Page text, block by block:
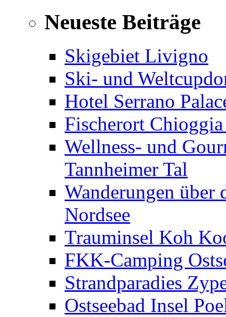
Neueste Beiträge
Skigebiet Livigno
Ski- und
Hotel Serrano
Fischerort
Wellness- und
Tannheimer Tal
Wanderungen über
Nordsee
Trauminsel Koh
FKK-Camping
Strandparadies
Ostseebad Insel